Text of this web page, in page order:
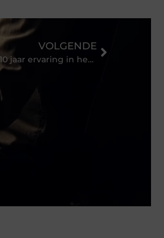
VOLGENDE
Rijschool Utrecht met 10 jaar ervaring in het vak.